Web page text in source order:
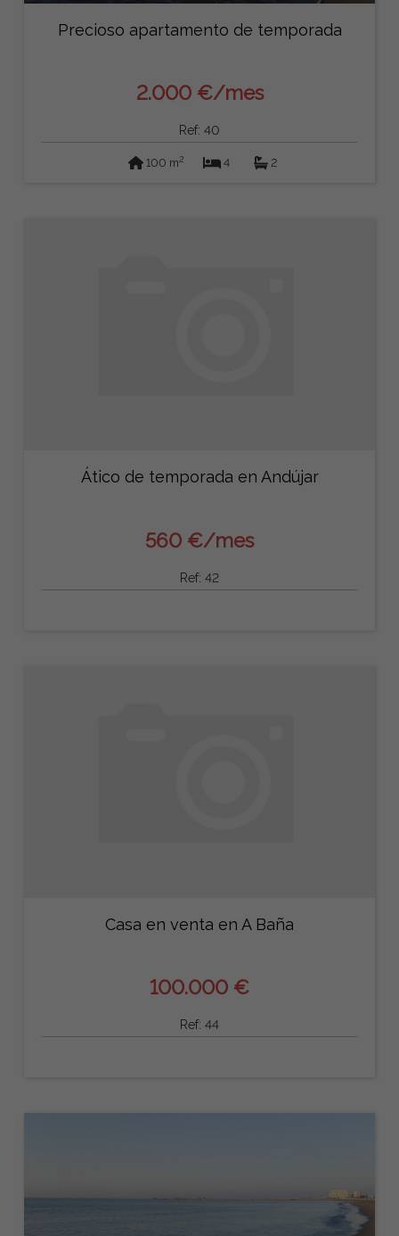
Precioso apartamento de temporada
2.000 €/mes
Ref: 40
100 m2 4 2
Ático de temporada en Andújar
560 €/mes
Ref: 42
Casa en venta en A Baña
100.000 €
Ref: 44